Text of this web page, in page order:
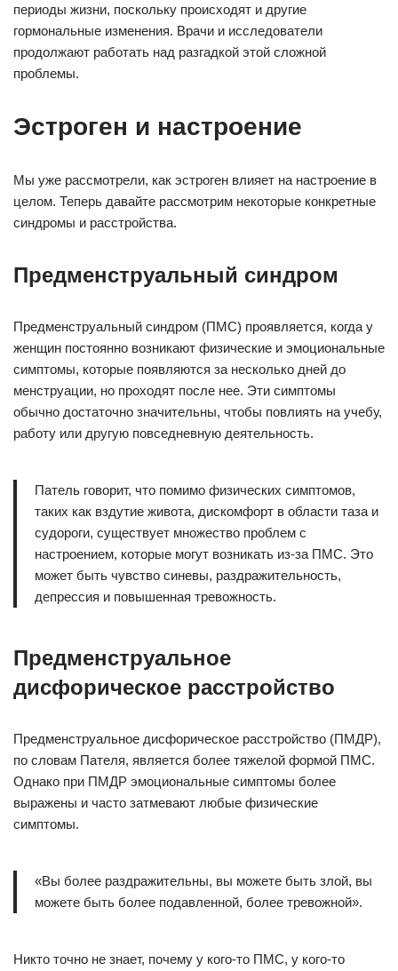
периоды жизни, поскольку происходят и другие
гормональные изменения. Врачи и исследователи
продолжают работать над разгадкой этой сложной
проблемы.
Эстроген и настроение
Мы уже рассмотрели, как эстроген влияет на настроение в
целом. Теперь давайте рассмотрим некоторые конкретные
синдромы и расстройства.
Предменструальный синдром
Предменструальный синдром (ПМС) проявляется, когда у
женщин постоянно возникают физические и эмоциональные
симптомы, которые появляются за несколько дней до
менструации, но проходят после нее. Эти симптомы
обычно достаточно значительны, чтобы повлиять на учебу,
работу или другую повседневную деятельность.
Патель говорит, что помимо физических симптомов,
таких как вздутие живота, дискомфорт в области таза и
судороги, существует множество проблем с
настроением, которые могут возникать из-за ПМС. Это
может быть чувство синевы, раздражительность,
депрессия и повышенная тревожность.
Предменструальное
дисфорическое расстройство
Предменструальное дисфорическое расстройство (ПМДР),
по словам Пателя, является более тяжелой формой ПМС.
Однако при ПМДР эмоциональные симптомы более
выражены и часто затмевают любые физические
симптомы.
«Вы более раздражительны, вы можете быть злой, вы
можете быть более подавленной, более тревожной».
Никто точно не знает, почему у кого-то ПМС, у кого-то